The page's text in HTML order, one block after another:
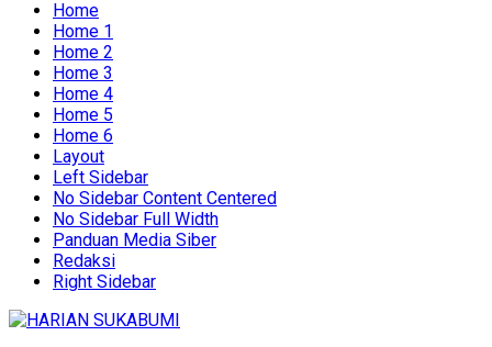
Home
Home 1
Home 2
Home 3
Home 4
Home 5
Home 6
Layout
Left Sidebar
No Sidebar Content Centered
No Sidebar Full Width
Panduan Media Siber
Redaksi
Right Sidebar